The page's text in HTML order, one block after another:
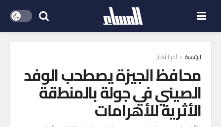
الرئيسية آخر الأخبار
محافظ الجيزة يصطحب الوفد
الصيني في جولة بالمنطقة
الأثرية للأهرامات